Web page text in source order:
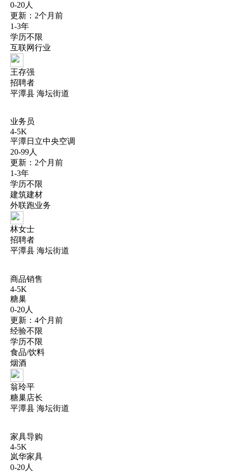
0-20人
更新：2个月前
1-3年
学历不限
互联网行业
王存强
招聘者
平潭县 海坛街道
业务员
4-5K
平潭日立中央空调
20-99人
更新：2个月前
1-3年
学历不限
建筑建材
外联跑业务
林女士
招聘者
平潭县 海坛街道
商品销售
4-5K
糖巢
0-20人
更新：4个月前
经验不限
学历不限
食品/饮料
烟酒
翁玲平
糖巢店长
平潭县 海坛街道
家具导购
4-5K
岚华家具
0-20人